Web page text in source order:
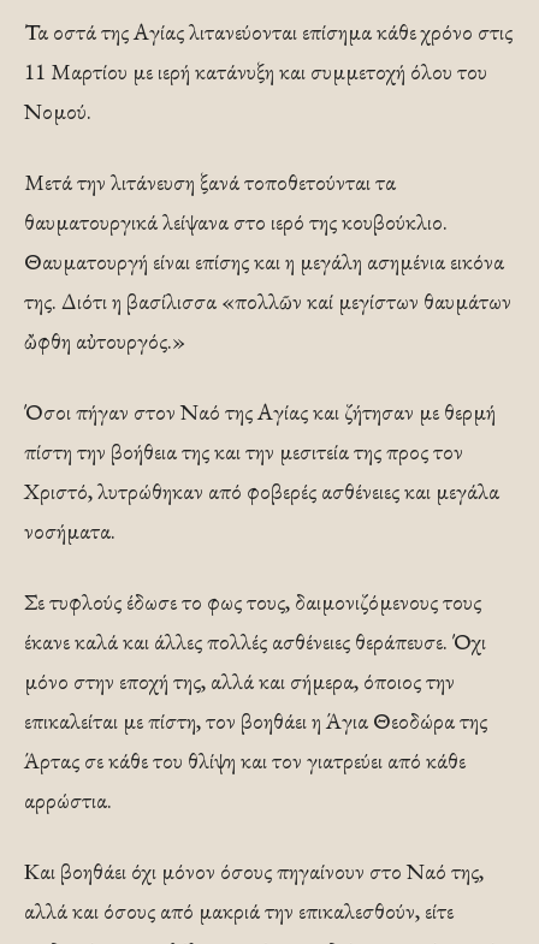
Τα οστά της Αγίας λιτανεύονται επίσημα κάθε χρόνο στις
11 Μαρτίου με ιερή κατάνυξη και συμμετοχή όλου του
Νομού.
Μετά την λιτάνευση ξανά τοποθετούνται τα
θαυματουργικά λείψανα στο ιερό της κουβούκλιο.
Θαυματουργή είναι επίσης και η μεγάλη ασημένια εικόνα
της. Διότι η βασίλισσα «πολλῶν καί μεγίστων θαυμάτων
ὤφθη αὐτουργός.»
Όσοι πήγαν στον Ναό της Αγίας και ζήτησαν με θερμή
πίστη την βοήθεια της και την μεσιτεία της προς τον
Χριστό, λυτρώθηκαν από φοβερές ασθένειες και μεγάλα
νοσήματα.
Σε τυφλούς έδωσε το φως τους, δαιμονιζόμενους τους
έκανε καλά και άλλες πολλές ασθένειες θεράπευσε. Όχι
μόνο στην εποχή της, αλλά και σήμερα, όποιος την
επικαλείται με πίστη, τον βοηθάει η Άγια Θεοδώρα της
Άρτας σε κάθε του θλίψη και τον γιατρεύει από κάθε
αρρώστια.
Και βοηθάει όχι μόνον όσους πηγαίνουν στο Ναό της,
αλλά και όσους από μακριά την επικαλεσθούν, είτε